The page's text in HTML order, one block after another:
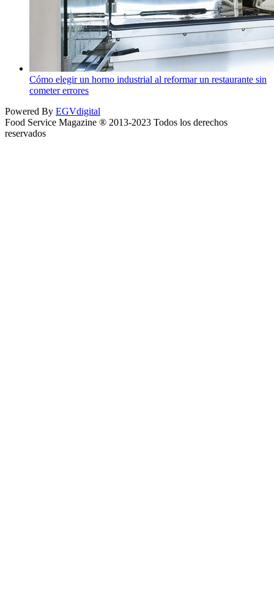
Cómo elegir un horno industrial al reformar un restaurante sin
cometer errores
Powered By EGVdigital
Food Service Magazine ® 2013-2023 Todos los derechos
reservados